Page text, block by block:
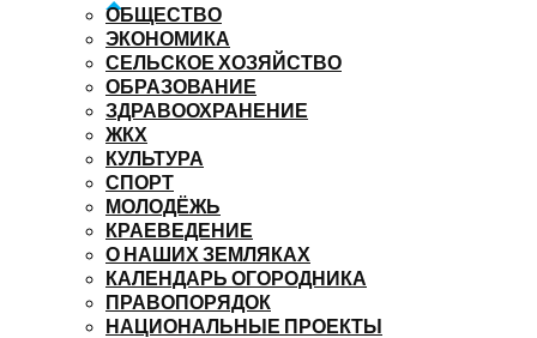
ОБЩЕСТВО
ЭКОНОМИКА
СЕЛЬСКОЕ ХОЗЯЙСТВО
ОБРАЗОВАНИЕ
ЗДРАВООХРАНЕНИЕ
ЖКХ
КУЛЬТУРА
СПОРТ
МОЛОДЁЖЬ
КРАЕВЕДЕНИЕ
О НАШИХ ЗЕМЛЯКАХ
КАЛЕНДАРЬ ОГОРОДНИКА
ПРАВОПОРЯДОК
НАЦИОНАЛЬНЫЕ ПРОЕКТЫ